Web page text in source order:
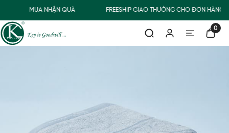
MUA NHẬN QUÀ FREESHIP GIAO THƯỜNG CHO ĐƠN HÀNG
0